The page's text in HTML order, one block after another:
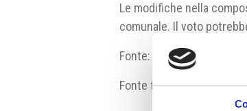
Le modifiche nella
comunale. Il voto
Fonte:
Fonte fotografia: